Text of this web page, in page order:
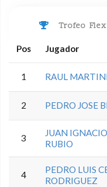
Trofeo Flex
Pos Jugador
1 RAUL
2 PEDRO JOSE
3
JUAN
RUBIO
4
PEDRO LUIS
RODRIGUEZ